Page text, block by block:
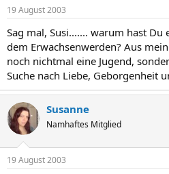
19 August 2003
Sag mal, Susi....... warum hast
dem Erwachsenwerden? Aus
noch nichtmal eine Jugend,
Suche nach Liebe, Geborgenheit
Susanne
Namhaftes Mitglied
19 August 2003